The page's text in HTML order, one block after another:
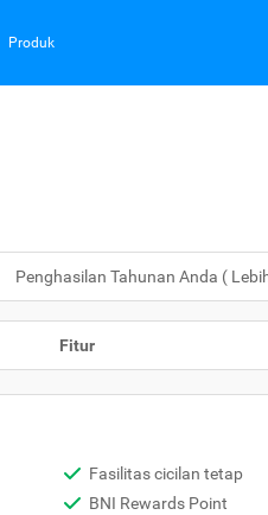
Produk
Penghasilan Tahunan Anda (
Fitur
Fasilitas cicilan tetap
BNI Rewards Point